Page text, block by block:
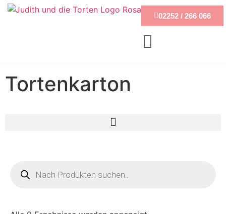
02252 / 266 066
Tortenkarton